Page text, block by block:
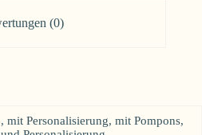
(0)
mit Personalisierung, mit Pompons,